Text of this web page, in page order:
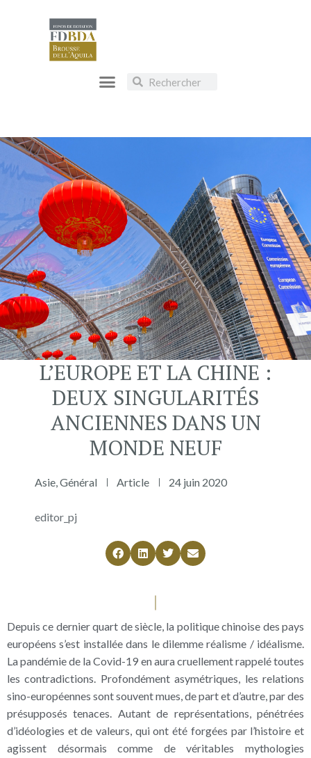
L’EUROPE ET LA CHINE :
DEUX SINGULARITÉS
ANCIENNES DANS UN
MONDE NEUF
Asie Général Article 24 juin 2020
editor_pj
Depuis ce dernier quart de siècle, la politique chinoise des pays
européens s’est installée dans le dilemme réalisme / idéalisme.
La pandémie de la Covid-19 en aura cruellement rappelé toutes
les contradictions. Profondément asymétriques, les relations
sino-européennes sont souvent mues, de part et d’autre, par des
présupposés tenaces. Autant de représentations, pénétrées
d’idéologies et de valeurs, qui ont été forgées par l’histoire et
agissent désormais comme de véritables mythologies